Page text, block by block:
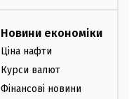
Новини економіки
Ціна нафти
Курси валют
Фінансові новини